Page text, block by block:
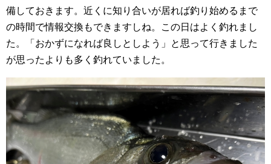
備しておきます。近くに知り合いが居れば釣り始めるまで
の時間で情報交換もできますしね。この日はよく釣れまし
た。「おかずになれば良しとしよう」と思って行きました
が思ったよりも多く釣れていました。